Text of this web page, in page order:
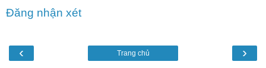
Đăng nhận xét
‹ ›
Trang chủ